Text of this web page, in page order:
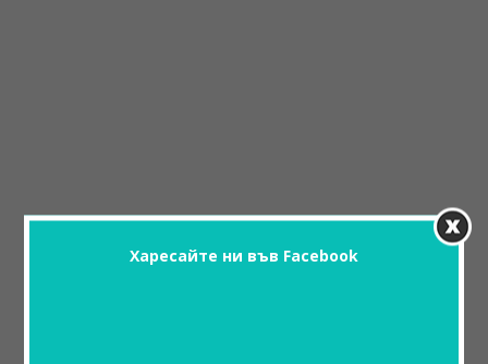
Харесайте ни във Facebook